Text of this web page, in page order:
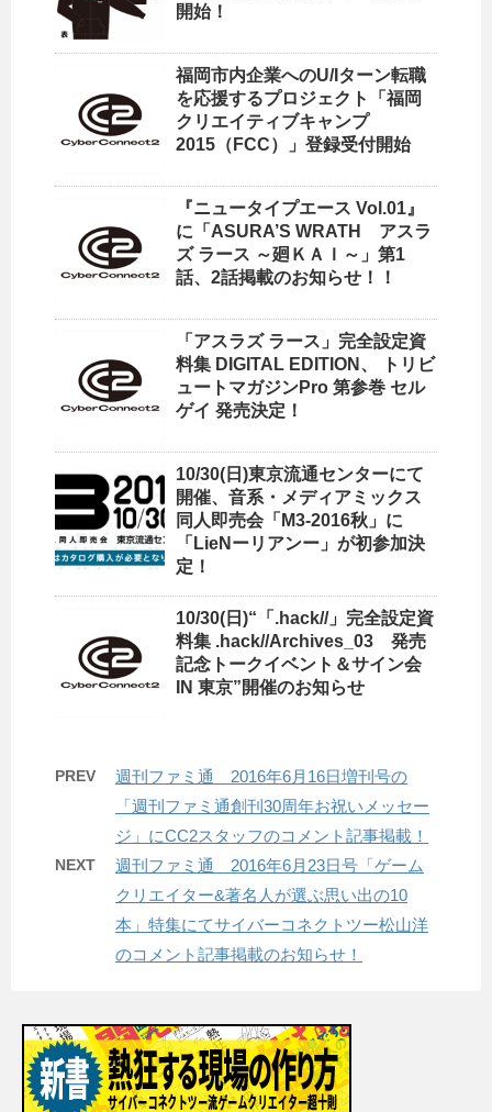
開始！
福岡市内企業へのU/Iターン転職
を応援するプロジェクト「福岡
クリエイティブキャンプ
2015（FCC）」登録受付開始
『ニュータイプエース Vol.01』
に「ASURA’S WRATH アスラ
ズ ラース ～廻ＫＡＩ～」第1
話、2話掲載のお知らせ！！
「アスラズ ラース」完全設定資
料集 DIGITAL EDITION、 トリビ
ュートマガジンPro 第参巻 セル
ゲイ 発売決定！
10/30(日)東京流通センターにて
開催、音系・メディアミックス
同人即売会「M3-2016秋」に
「LieNーリアンー」が初参加決
定！
10/30(日)“「.hack//」完全設定資
料集 .hack//Archives_03 発売
記念トークイベント＆サイン会
IN 東京”開催のお知らせ
PREV
週刊ファミ通 2016年6月16日増刊号の
「週刊ファミ通創刊30周年お祝いメッセー
ジ」にCC2スタッフのコメント記事掲載！
NEXT
週刊ファミ通 2016年6月23日号「ゲーム
クリエイター&著名人が選ぶ思い出の10
本」特集にてサイバーコネクトツー松山洋
のコメント記事掲載のお知らせ！